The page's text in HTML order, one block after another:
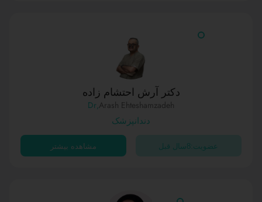
دکتر آرش احتشام زاده
Arash Ehteshamzadeh
,Dr
دندانپزشک
عضویت:8سال قبل مشاهده بیشتر